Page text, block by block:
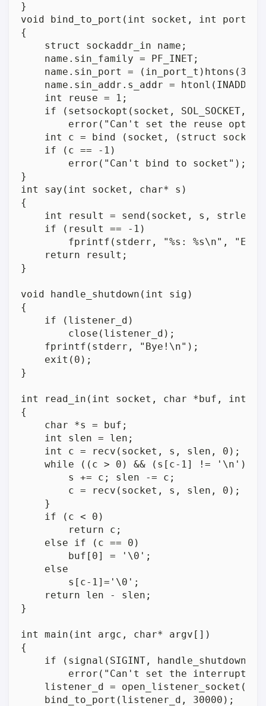
}
void bind_to_port(int socket, int port)
{
    struct sockaddr_in name;
    name.sin_family = PF_INET;
name.sin_port =
name.sin_addr.s_addr =
    int reuse = 1;
if (setsockopt(socket, SOL_SOCKET,
error("Can't set the reuse
int c = bind (socket, (struct
    if (c == -1)
        error("Can't bind to socket");
}
int say(int socket, char* s)
{
int result = send(socket, s,
    if (result == -1)
fprintf(stderr, "%s: %s\n",
    return result;
}
void handle_shutdown(int sig)
{
    if (listener_d)
        close(listener_d);
    fprintf(stderr, "Bye!\n");
    exit(0);
}
int read_in(int socket, char *buf, int
{
    char *s = buf;
    int slen = len;
    int c = recv(socket, s, slen, 0);
    while ((c > 0) && (s[c-1] != '\n')) {
        s += c; slen -= c;
        c = recv(socket, s, slen, 0);
    }
    if (c < 0)
        return c;
    else if (c == 0)
        buf[0] = '\0';
    else
        s[c-1]='\0';
    return len - slen;
}
int main(int argc, char* argv[])
{
if (signal(SIGINT, handle_shutdown)
error("Can't set the interrupt
    listener_d = open_listener_socket();
    bind_to_port(listener_d, 30000);